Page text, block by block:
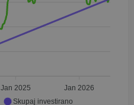
Jan 2025 Jan 2026
Skupaj investirano